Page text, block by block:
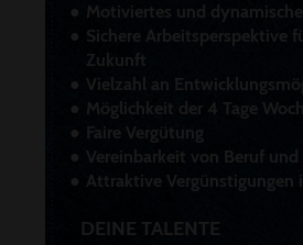
DEINE TALENTE
Motiviertes und
Sichere Arbeitsperspektive
Zukunft
Vielzahl an
Möglichkeit der 4 Tage
Faire Vergütung
Vereinbarkeit von Beruf und
Attraktive Vergünstigungen